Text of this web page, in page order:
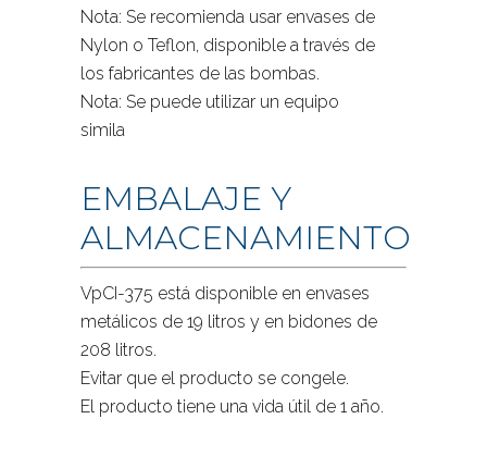
Nota: Se recomienda usar envases de
Nylon o Teflon, disponible a través de
los fabricantes de las bombas.
Nota: Se puede utilizar un equipo
simila
EMBALAJE Y
ALMACENAMIENTO
VpCI-375 está disponible en envases
metálicos de 19 litros y en bidones de
208 litros.
Evitar que el producto se congele.
El producto tiene una vida útil de 1 año.